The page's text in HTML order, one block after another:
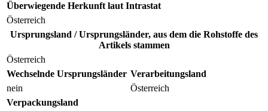
Überwiegende Herkunft laut Intrastat
Österreich
Ursprungsland / Ursprungsländer, aus dem die Rohstoffe des
Artikels stammen
Österreich
Wechselnde Ursprungsländer
nein
Verarbeitungsland
Österreich
Verpackungsland